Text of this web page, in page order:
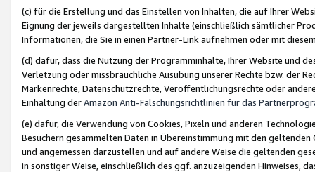
(c) für die Erstellung und das Einstellen von Inhalten, die auf Ihrer
Eignung der jeweils dargestellten Inhalte (einschließlich sämtlicher
Informationen, die Sie in einen Partner-Link aufnehmen oder mit
(d) dafür, dass die Nutzung der Programminhalte, Ihrer Website und
Verletzung oder missbräuchliche Ausübung unserer Rechte bzw. der
Markenrechte, Datenschutzrechte, Veröffentlichungsrechte oder
Einhaltung derAmazon Anti-Fälschungsrichtlinien für das
(e) dafür, die Verwendung von Cookies, Pixeln und anderen
Besuchern gesammelten Daten in Übereinstimmung mit den
und angemessen darzustellen und auf andere Weise die geltenden
in sonstiger Weise, einschließlich des ggf. anzuzeigenden Hinweises,